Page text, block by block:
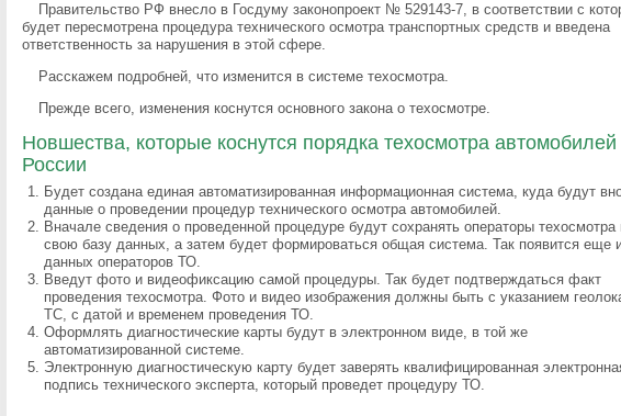
Правительство РФ внесло в Госдуму законопроект № 529143-7, в соответствии с
будет пересмотрена процедура технического осмотра транспортных средств и введена
ответственность за нарушения в этой сфере.
Расскажем подробней, что изменится в системе техосмотра.
Прежде всего, изменения коснутся основного закона о техосмотре.
Новшества, которые коснутся порядка техосмотра автомобилей
России
Будет создана единая автоматизированная информационная система, куда будут
данные о проведении процедур технического осмотра автомобилей.
Вначале сведения о проведенной процедуре будут сохранять операторы техосмотра
свою базу данных, а затем будет формироваться общая система. Так появится еще
данных операторов ТО.
Введут фото и видеофиксацию самой процедуры. Так будет подтверждаться факт
проведения техосмотра. Фото и видео изображения должны быть с указанием
ТС, с датой и временем проведения ТО.
Оформлять диагностические карты будут в электронном виде, в той же
автоматизированной системе.
Электронную диагностическую карту будет заверять квалифицированная
подпись технического эксперта, который проведет процедуру ТО.